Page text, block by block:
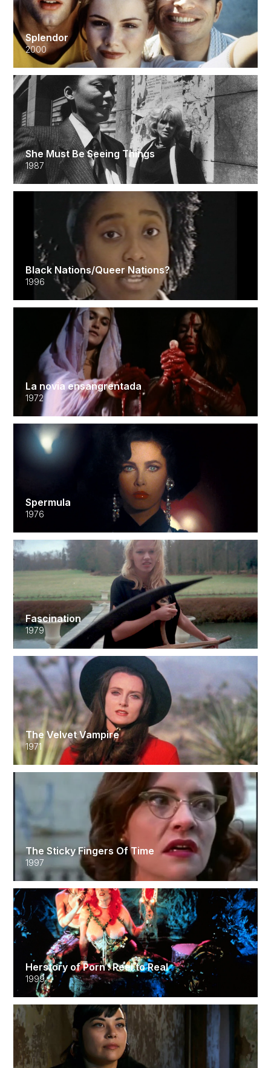
Splendor
2000
She Must Be Seeing Things
1987
Black Nations/Queer Nations?
1996
La novia ensangrentada
1972
Spermula
1976
Fascination
1979
The Velvet Vampire
1971
The Sticky Fingers Of Time
1997
Herstory of Porn : Reel to Real
1999